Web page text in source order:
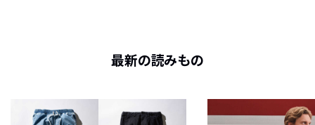
最新の読みもの